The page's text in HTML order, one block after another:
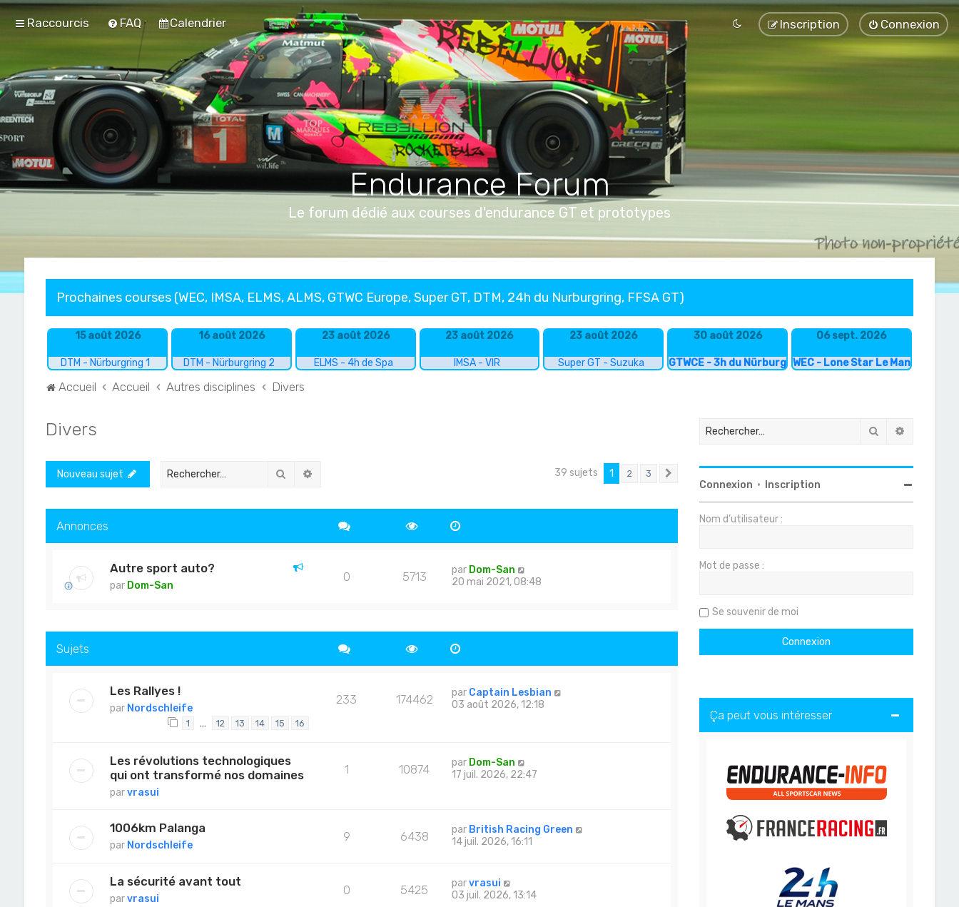
Raccourcis FAQ Calendrier Connexion
Inscription
Endurance Forum
Le forum dédié aux courses d'endurance GT et prototypes
Prochaines courses (WEC, IMSA, ELMS, ALMS, GTWC Europe, Super GT, DTM, 24h du Nurburgring, FFSA GT)
15 août 2026
DTM - Nürburgring 1
16 août 2026
DTM - Nürburgring 2
23 août 2026
ELMS - 4h de Spa
23 août 2026
IMSA - VIR
23 août 2026
Super GT - Suzuka
30 août 2026
GTWCE - 3h du Nürburgring
06 sept. 2026
WEC - Lone Star Le Mans
Accueil Accueil Autres disciplines Divers
Divers
Nouveau sujet Rechercher 39 sujets 1 2 3
Annonces
Autre sport auto?
par Dom-San
0 5713 par Dom-San
20 mai 2021, 08:48
Sujets
Les Rallyes !
par Nordschleife
1 … 12 13 14 15 16
233 174462 par Captain Lesbian
03 août 2026, 12:18
Les révolutions technologiques
qui ont transformé nos domaines
parvrasui
1 10874 par Dom-San
17 juil. 2026, 22:47
1006km Palanga
par Nordschleife
9 6438 par British Racing Green
14 juil. 2026, 16:11
La sécurité avant tout
parvrasui
0 5425 parvrasui
03 juil. 2026, 13:14
Rechercher
Connexion • Inscription
Nom d’utilisateur :
Mot de passe :
Se souvenir de moi
Ça peut vous intéresser